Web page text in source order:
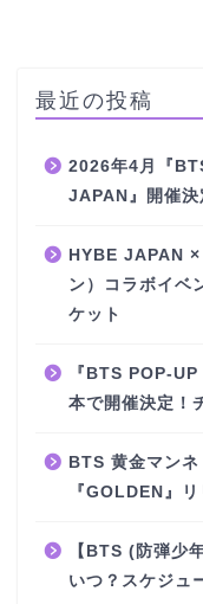
最近の投稿
2026年4月『
JAPAN』開催決
HYBE JAPAN
ン）コラボイベ
ケット
『BTS POP-
本で開催決定！
BTS 黄金マン
『GOLDEN』
【BTS (防弾少
いつ？スケジュ